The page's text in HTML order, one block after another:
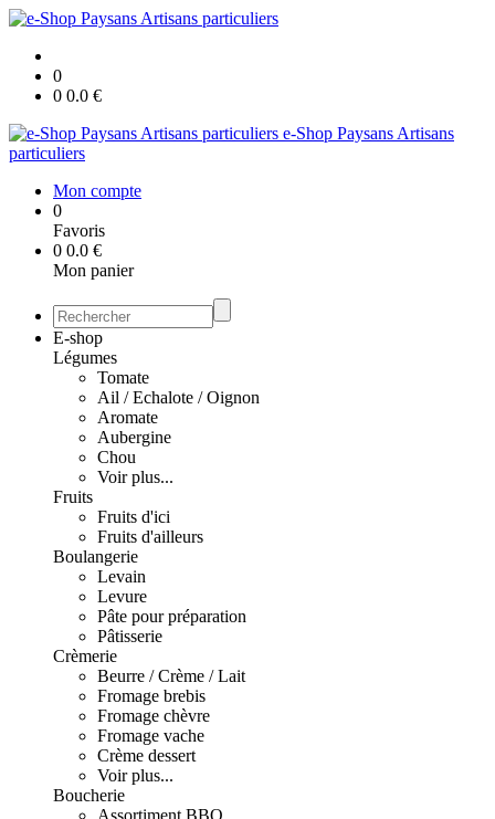
0
0 0.0 €
e-Shop Paysans Artisans
particuliers
Mon compte
0
Favoris
0 0.0 €
Mon panier
E-shop
Légumes
Tomate
Ail / Echalote / Oignon
Aromate
Aubergine
Chou
Voir plus...
Fruits
Fruits d'ici
Fruits d'ailleurs
Boulangerie
Levain
Levure
Pâte pour préparation
Pâtisserie
Crèmerie
Beurre / Crème / Lait
Fromage brebis
Fromage chèvre
Fromage vache
Crème dessert
Voir plus...
Boucherie
Assortiment BBQ